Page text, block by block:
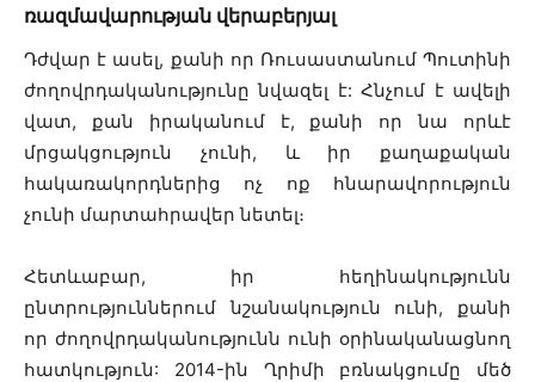
ռազմավարության վերաբերյալ
Դժվար է ասել, քանի որ Ռուսաստանում Պուտինի
ժողովրդականությունը նվազել է: Հնչում է ավելի
վատ, քան իրականում է, քանի որ նա որևէ
մրցակցություն չունի, և իր քաղաքական
հակառակորդներից ոչ ոք հնարավորություն
չունի մարտահրավեր նետել։
Հետևաբար, իր հեղինակությունն
ընտրություններում նշանակություն ունի, քանի
որ ժողովրդականությունն ունի օրինականացնող
հատկություն: 2014-ին Ղրիմի բռնակցումը մեծ